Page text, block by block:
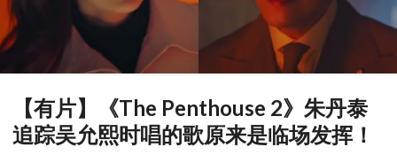
【有片】《The Penthouse 2》朱丹泰
追踪吴允熙时唱的歌原来是临场发挥！